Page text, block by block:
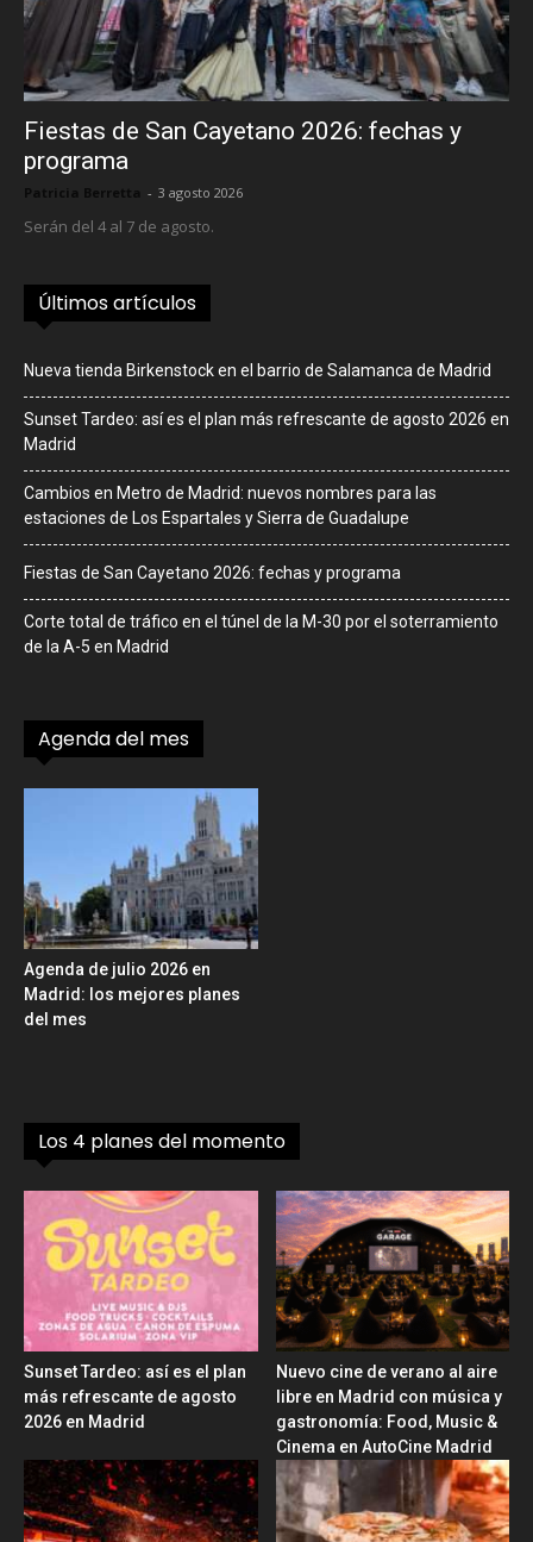
Fiestas de San Cayetano 2026: fechas y
programa
Patricia Berretta - 3 agosto 2026
Serán del 4 al 7 de agosto.
Últimos artículos
Nueva tienda Birkenstock en el barrio de Salamanca de Madrid
Sunset Tardeo: así es el plan más refrescante de agosto 2026 en
Madrid
Cambios en Metro de Madrid: nuevos nombres para las
estaciones de Los Espartales y Sierra de Guadalupe
Fiestas de San Cayetano 2026: fechas y programa
Corte total de tráfico en el túnel de la M-30 por el soterramiento
de la A-5 en Madrid
Agenda del mes
Agenda de julio 2026 en
Madrid: los mejores planes
del mes
Los 4 planes del momento
Sunset Tardeo: así es el plan
más refrescante de agosto
2026 en Madrid
Nuevo cine de verano al aire
libre en Madrid con música y
gastronomía: Food, Music &
Cinema en AutoCine Madrid